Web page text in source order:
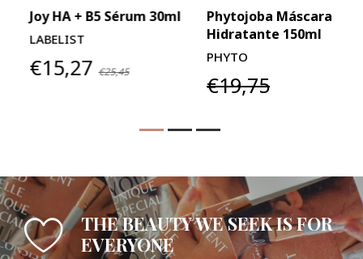
Joy HA + B5 Sérum 30ml
LABELIST
€15,27 €25,45
Phytojoba Máscara
Hidratante 150ml
PHYTO
€19,75
THE BEAUTY WE SEEK IS FOR
EVERYONE